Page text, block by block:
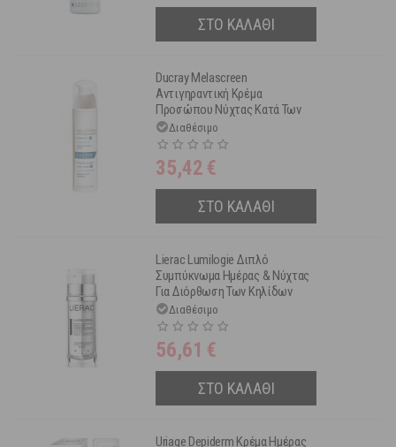
ΣΤΟ ΚΑΛΑΘΙ
Ducray Melascreen
Αντιγηραντική Κρέμα
Προσώπου Νύχτας Κατά Των
Σημαδιών Φωτογήρανσης
50ml
Διαθέσιμο
35,42 €
ΣΤΟ ΚΑΛΑΘΙ
Lierac Lumilogie Διπλό
Συμπύκνωμα Ημέρας & Νύχτας
Για Διόρθωση Των Κηλίδων
Προσώπου 30ml
Διαθέσιμο
56,61 €
ΣΤΟ ΚΑΛΑΘΙ
Uriage Depiderm Κρέμα Ημέρας